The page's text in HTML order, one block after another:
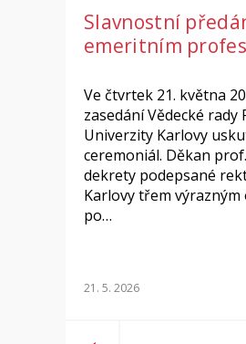
Slavnostní
emeritním
Ve čtvrtek 21. května
zasedání Vědecké
Univerzity Karlovy
ceremoniál. Děkan
dekrety podepsané
Karlovy třem
po…
21. 5. 2026